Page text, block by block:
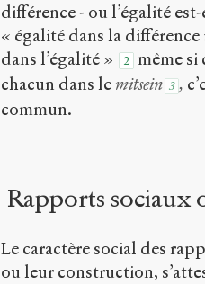
différence - ou l’égalité
« égalité dans la
dans l’égalité »
2 même si
chacun dans lemitsein 3 ,
commun.
Rapports
Le caractère social des
ou leur construction,